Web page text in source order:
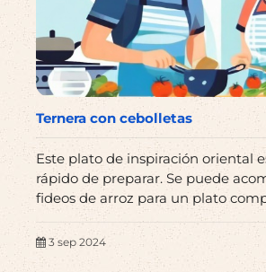
Ternera con cebolletas
Este plato de inspiración oriental
rápido de preparar. Se puede
fideos de arroz para un plato
3 sep 2024